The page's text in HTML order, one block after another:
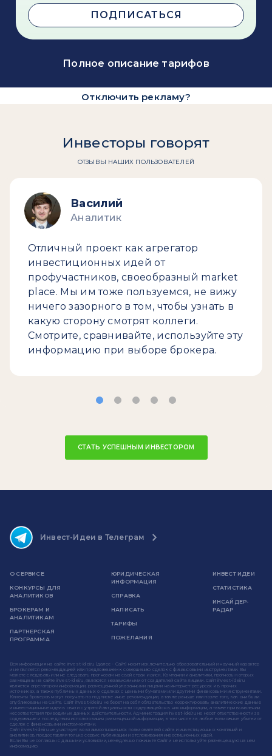
ПОДПИСАТЬСЯ
Полное описание тарифов
Отключить рекламу?
Инвесторы говорят
ОТЗЫВЫ НАШИХ ПОЛЬЗОВАТЕЛЕЙ
Василий
Аналитик
Отличный проект как агрегатор
инвестиционных идей от
профучастников, своеобразный market
place. Мы им тоже пользуемся, не вижу
ничего зазорного в том, чтобы узнать в
какую сторону смотрят коллеги.
Смотрите, сравнивайте, используйте эту
информацию при выборе брокера.
СТАТЬ УСПЕШНЫМ ИНВЕСТОРОМ
Инвест-Идеи в Телеграм
О СЕРВИСЕ
КОНКУРСЫ ДЛЯ
АНАЛИТИКОВ
БРОКЕРАМ И
АНАЛИТИКАМ
ПАРТНЕРСКАЯ
ПРОГРАММА
ЮРИДИЧЕСКАЯ
ИНФОРМАЦИЯ
СПРАВКА
НАПИСАТЬ
ТАРИФЫ
ПОЖЕЛАНИЯ
ИНВЕСТ ИДЕИ
СТАТИСТИКА
ИНСАЙДЕР-
РАДАР
Вся информация на сайте invest-idei.ru (далее - Сайт) носит исключительно образовательный и научный характер
и не является рекомендацией или предложением к совершению сделок с финансовыми инструментами. Вы
можете следовать или не следовать прогнозам на свой страх и риск. Компании и аналитики, прогнозы которых
размещены на сайте invest-idei.ru, являются независимыми от создателей сайта лицами. Сайт invest-idei.ru
является агрегатором информации, размещенной указанными лицами на интернет-ресурсах и в прочих
источниках, а также публичных данных о сделках с ценными бумагами или другими финансовыми инструментами.
Клиенты брокеров могут получать по подписке иные рекомендации, а также раньше или позже того, как они были
опубликованы на Сайте. Сайт invest-idei.ru не берет на себя обязательство корректировать аналитические данные
и инвестиционные идеи в связи с утратой актуальности содержащейся в них информации, а также при выявлении
несоответствия приводимых данных действительности. Администрация invest-idei.ru не несет ответственности за
содержание и последствия использования размещенной информации, в том числе за любые возможные убытки от
сделок с финансовыми инструментами.
Сайт invest-idei.ru не участвует во взаимоотношениях пользователей сайта и инвестиционных компаний и
аналитиков, предоставляя только сервис публикации и отслеживания инвестиционных идей.
Если Вы не согласны с данными условиями, немедленно покиньте Сайт и не используйте размещенную на нем
информацию.